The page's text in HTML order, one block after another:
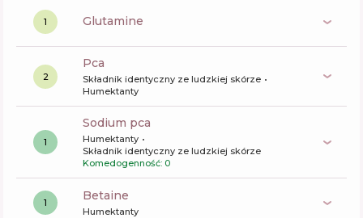
1 glutamine
2
pca
Składnik identyczny ze ludzkiej skórze
Humektanty
1
sodium pca
Humektanty
Składnik identyczny ze ludzkiej skórze
Komedogenność: 0
1 betaine
Humektanty